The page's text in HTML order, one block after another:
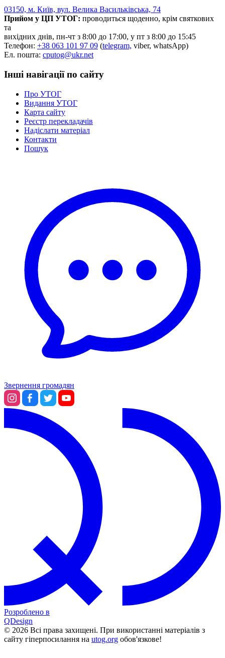
03150, м. Київ, вул. Велика Васильківська, 74
Прийом у ЦП УТОГ: проводиться щоденно, крім святкових
та
вихідних днів, пн-чт з 8:00 до 17:00, у пт з 8:00 до 15:45
Телефон: +38 063 101 97 09 (telegram, viber, whatsApp)
Ел. пошта: cputog@ukr.net
Інші навігації по сайту
Про УТОГ
Видання УТОГ
Карта сайту
Реєстр перекладачів
Надіслати матеріал
Контакти
Пошук
Звернення громадян
Розроблено в
QDesign
© 2026 Всі права захищені. При використанні матеріалів з
сайту гіперпосилання на utog.org обов'язкове!